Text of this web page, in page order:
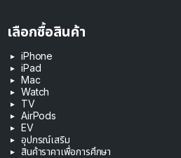
เลือกซื้อสินค้า
iPhone
iPad
Mac
Watch
TV
AirPods
EV
อุปกรณ์เสริม
สินค้าราคาเพื่อการศึกษา